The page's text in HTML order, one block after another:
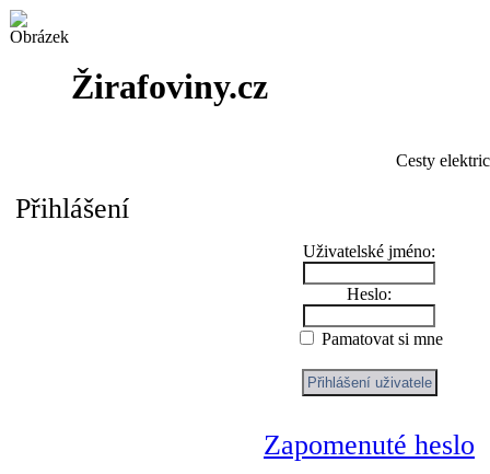
Žirafoviny.cz
Cesty
Přihlášení
Uživatelské jméno:
Heslo:
Pamatovat si mne
Zapomenuté heslo